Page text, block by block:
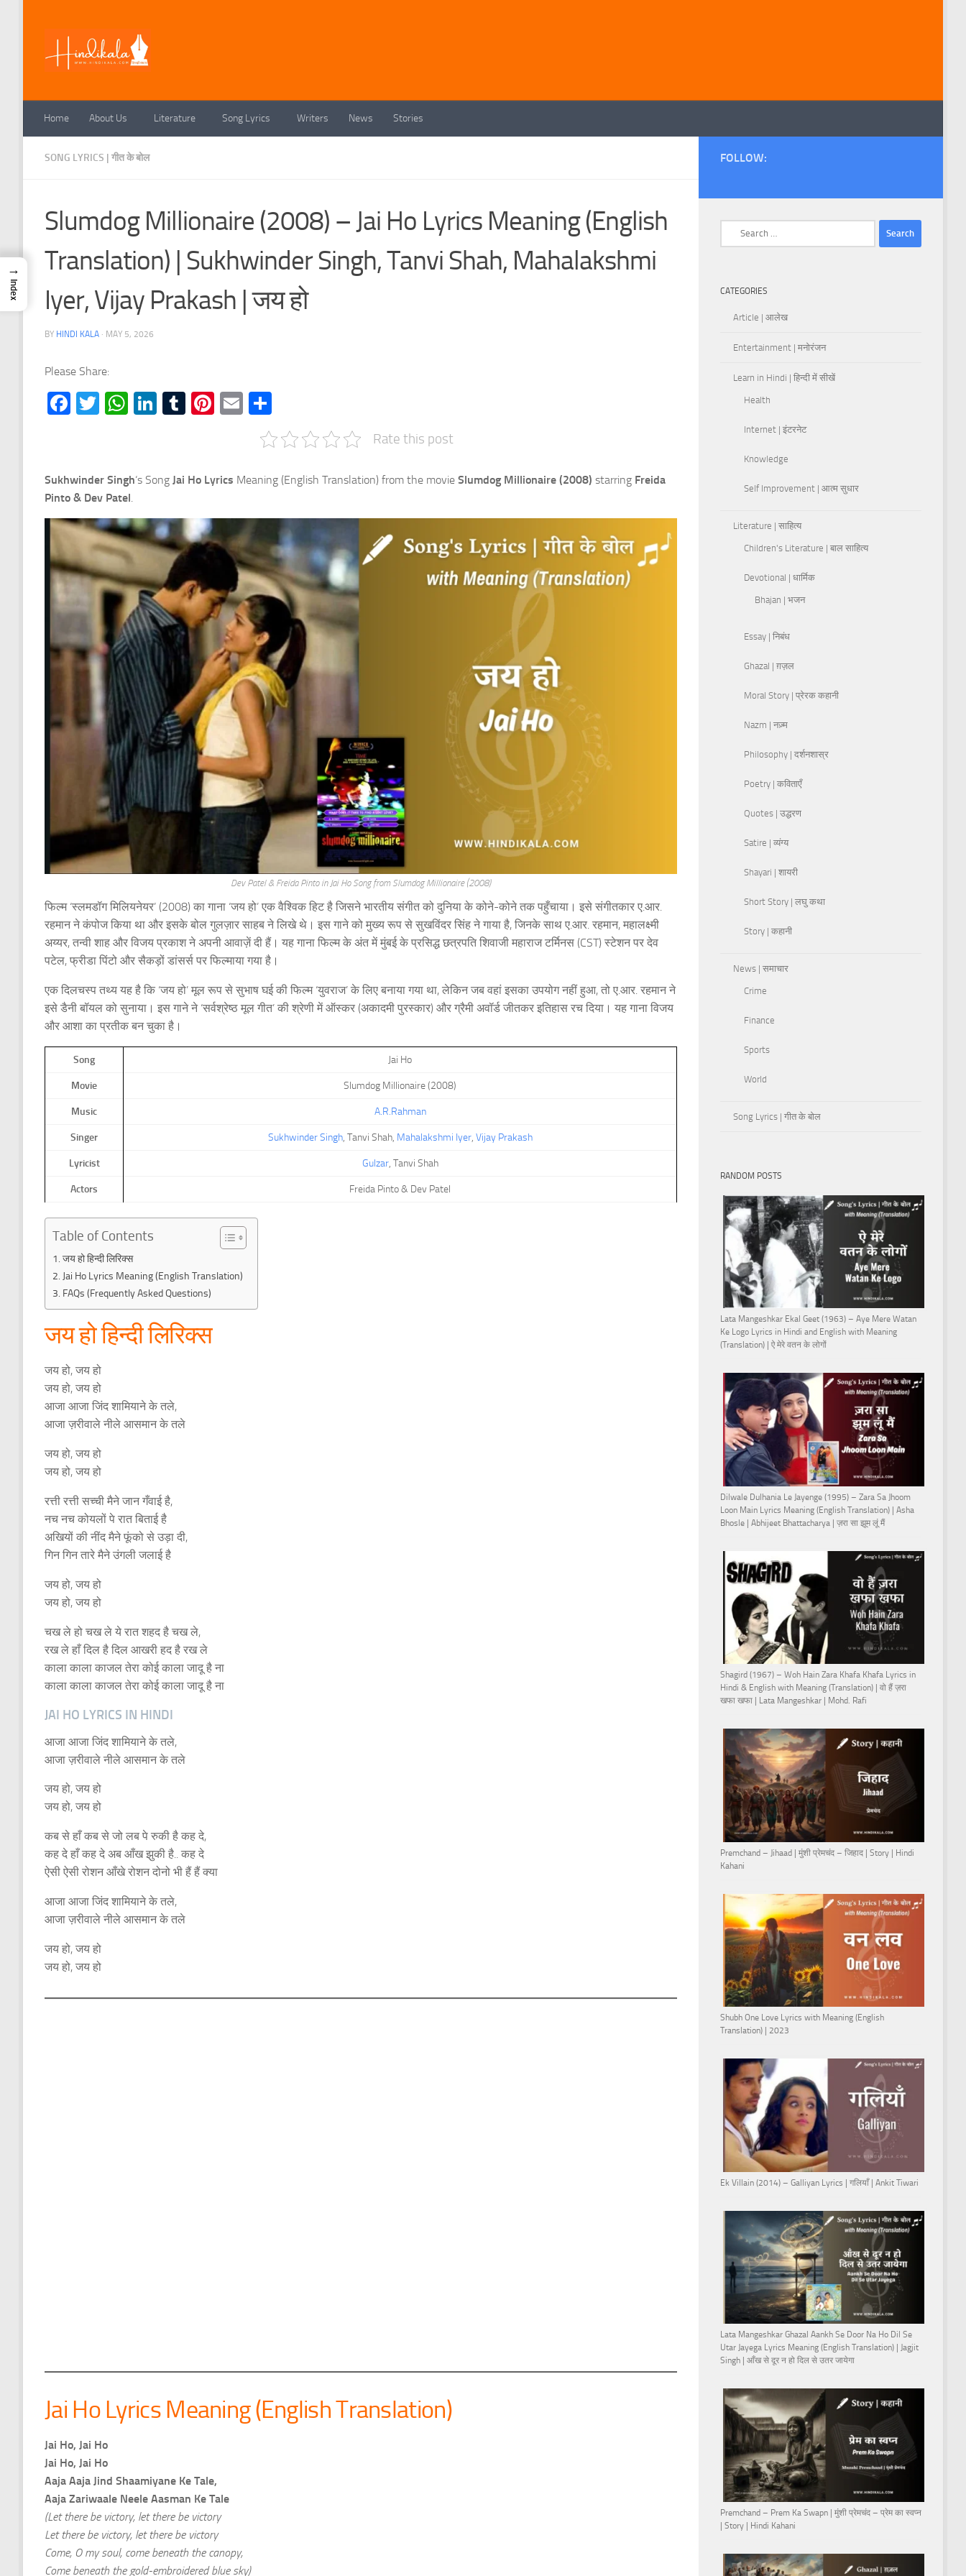
Home About Us Literature Song Lyrics Writers News Stories
SONG LYRICS | गीत के बोल
Slumdog Millionaire (2008) – Jai Ho Lyrics Meaning (English
Translation) | Sukhwinder Singh, Tanvi Shah, Mahalakshmi
Iyer, Vijay Prakash | जय हो
BY HINDI KALA · MAY 5, 2026
Please Share:
Facebook
TwitterWhatsApp
LinkedIn
Tumblr
Pinterest
Email
Rate this post
Sukhwinder Singh‘s Song Jai Ho Lyrics Meaning (English Translation) from the movie Slumdog Millionaire (2008) starring Freida
Pinto & Dev Patel.
Dev Patel & Freida Pinto in Jai Ho Song from Slumdog Millionaire (2008)
फिल्म ‘स्लमडॉग मिलियनेयर’ (2008) का गाना ‘जय हो’ एक वैश्विक हिट है जिसने भारतीय संगीत को दुनिया के कोने-कोने तक पहुँचाया। इसे संगीतकार ए.आर.
रहमान ने कंपोज किया था और इसके बोल गुलज़ार साहब ने लिखे थे। इस गाने को मुख्य रूप से सुखविंदर सिंह ने गाया है, जिनके साथ ए.आर. रहमान, महालक्ष्मी
अय्यर, तन्वी शाह और विजय प्रकाश ने अपनी आवाज़ें दी हैं। यह गाना फिल्म के अंत में मुंबई के प्रसिद्ध छत्रपति शिवाजी महाराज टर्मिनस (CST) स्टेशन पर देव
पटेल, फ्रीडा पिंटो और सैकड़ों डांसर्स पर फिल्माया गया है।
एक दिलचस्प तथ्य यह है कि ‘जय हो’ मूल रूप से सुभाष घई की फिल्म ‘युवराज’ के लिए बनाया गया था, लेकिन जब वहां इसका उपयोग नहीं हुआ, तो ए.आर. रहमान ने
इसे डैनी बॉयल को सुनाया। इस गाने ने ‘सर्वश्रेष्ठ मूल गीत’ की श्रेणी में ऑस्कर (अकादमी पुरस्कार) और ग्रैमी अवॉर्ड जीतकर इतिहास रच दिया। यह गाना विजय
और आशा का प्रतीक बन चुका है।
Song Jai Ho
Movie Slumdog Millionaire (2008)
Music A.R.Rahman
Singer Sukhwinder Singh, Tanvi Shah, Mahalakshmi Iyer, Vijay Prakash
Lyricist Gulzar, Tanvi Shah
Actors Freida Pinto & Dev Patel
Table of Contents
जय हो हिन्दी लिरिक्स
Jai Ho Lyrics Meaning (English Translation)
FAQs (Frequently Asked Questions)
जय हो हिन्दी लिरिक्स
जय हो, जय हो
जय हो, जय हो
आजा आजा जिंद शामियाने के तले,
आजा ज़रीवाले नीले आसमान के तले
जय हो, जय हो
जय हो, जय हो
रत्ती रत्ती सच्ची मैने जान गँवाई है,
नच नच कोयलों पे रात बिताई है
अखियों की नींद मैने फूंको से उड़ा दी,
गिन गिन तारे मैने उंगली जलाई है
जय हो, जय हो
जय हो, जय हो
चख ले हो चख ले ये रात शहद है चख ले,
रख ले हाँ दिल है दिल आखरी हद है रख ले
काला काला काजल तेरा कोई काला जादू है ना
काला काला काजल तेरा कोई काला जादू है ना
JAI HO LYRICS IN HINDI
आजा आजा जिंद शामियाने के तले,
आजा ज़रीवाले नीले आसमान के तले
जय हो, जय हो
जय हो, जय हो
कब से हाँ कब से जो लब पे रुकी है कह दे,
कह दे हाँ कह दे अब आँख झुकी है.. कह दे
ऐसी ऐसी रोशन आँखे रोशन दोनो भी हैं हैं क्या
आजा आजा जिंद शामियाने के तले,
आजा ज़रीवाले नीले आसमान के तले
जय हो, जय हो
जय हो, जय हो
Jai Ho Lyrics Meaning (English Translation)
Jai Ho, Jai Ho
Jai Ho, Jai Ho
Aaja Aaja Jind Shaamiyane Ke Tale,
Aaja Zariwaale Neele Aasman Ke Tale
(Let there be victory, let there be victory
Let there be victory, let there be victory
Come, O my soul, come beneath the canopy,
Come beneath the gold-embroidered blue sky)
FOLLOW:
CATEGORIES
Article | आलेख
Entertainment | मनोरंजन
Learn in Hindi | हिन्दी में सीखें
Health
Internet | इंटरनेट
Knowledge
Self Improvement | आत्म सुधार
Literature | साहित्य
Children's Literature | बाल साहित्य
Devotional | धार्मिक
Bhajan | भजन
Essay | निबंध
Ghazal | ग़ज़ल
Moral Story | प्रेरक कहानी
Nazm | नज़्म
Philosophy | दर्शनशास्र
Poetry | कविताएँ
Quotes | उद्धरण
Satire | व्यंग्य
Shayari | शायरी
Short Story | लघु कथा
Story | कहानी
News | समाचार
Crime
Finance
Sports
World
Song Lyrics | गीत के बोल
RANDOM POSTS
Lata Mangeshkar Ekal Geet (1963) – Aye Mere Watan
Ke Logo Lyrics in Hindi and English with Meaning
(Translation) | ऐ मेरे वतन के लोगों
Dilwale Dulhania Le Jayenge (1995) – Zara Sa Jhoom
Loon Main Lyrics Meaning (English Translation) | Asha
Bhosle | Abhijeet Bhattacharya | ज़रा सा झूम लूं मैं
Shagird (1967) – Woh Hain Zara Khafa Khafa Lyrics in
Hindi & English with Meaning (Translation) | वो हैं ज़रा
खफा खफा | Lata Mangeshkar | Mohd. Rafi
Premchand – Jihaad | मुंशी प्रेमचंद – जिहाद | Story | Hindi
Kahani
Shubh One Love Lyrics with Meaning (English
Translation) | 2023
Ek Villain (2014) – Galliyan Lyrics | गलियाँ | Ankit Tiwari
Lata Mangeshkar Ghazal Aankh Se Door Na Ho Dil Se
Utar Jayega Lyrics Meaning (English Translation) | Jagjit
Singh | आँख से दूर न हो दिल से उतर जायेगा
Premchand – Prem Ka Swapn | मुंशी प्रेमचंद – प्रेम का स्वप्न
| Story | Hindi Kahani
→
Index